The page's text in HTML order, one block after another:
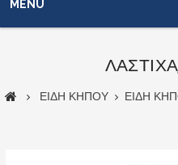
MENU
ΕΙΔΗ ΚΗΠΟΥ ΕΙΔΗ